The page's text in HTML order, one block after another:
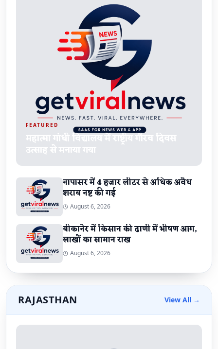
FEATURED
महात्मा गांधी विद्यालय में राष्ट्रीय गौरव दिवस
उत्साह से मनाया गया
नापासर में 4 हजार लीटर से अधिक अवैध
शराब नष्ट की गई
August 6, 2026
बीकानेर में किसान की ढाणी में भीषण आग,
लाखों का सामान राख
August 6, 2026
RAJASTHAN View All →